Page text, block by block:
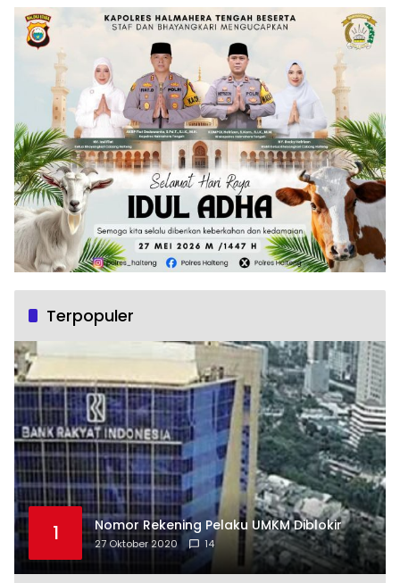
Terpopuler
1 Nomor Rekening Pelaku UMKM Diblokir
27 Oktober 2020 14